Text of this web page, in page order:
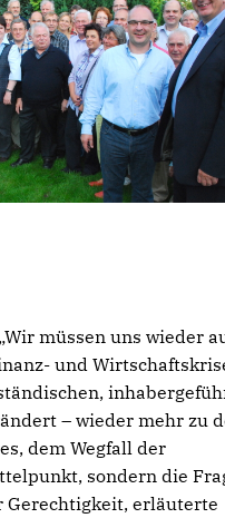
müssen uns wieder
und
– wieder mehr zu
dem Wegfall der
sondern die
Gerechtigkeit, erläuterte